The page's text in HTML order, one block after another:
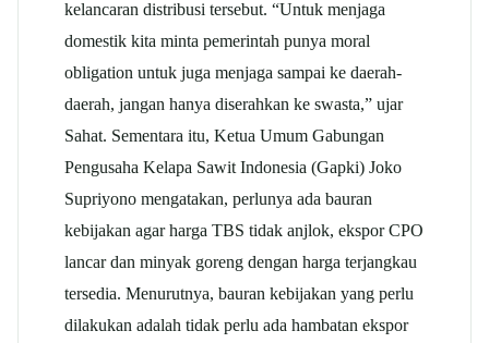
kelancaran distribusi tersebut. “Untuk menjaga
domestik kita minta pemerintah punya moral
obligation untuk juga menjaga sampai ke daerah-
daerah, jangan hanya diserahkan ke swasta,” ujar
Sahat. Sementara itu, Ketua Umum Gabungan
Pengusaha Kelapa Sawit Indonesia (Gapki) Joko
Supriyono mengatakan, perlunya ada bauran
kebijakan agar harga TBS tidak anjlok, ekspor CPO
lancar dan minyak goreng dengan harga terjangkau
tersedia. Menurutnya, bauran kebijakan yang perlu
dilakukan adalah tidak perlu ada hambatan ekspor